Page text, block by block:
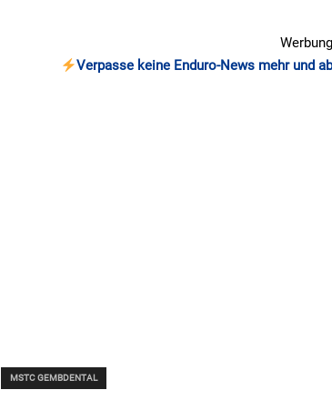
Werbung
Verpasse keine Enduro-News mehr und
MSTC GEMBDENTAL